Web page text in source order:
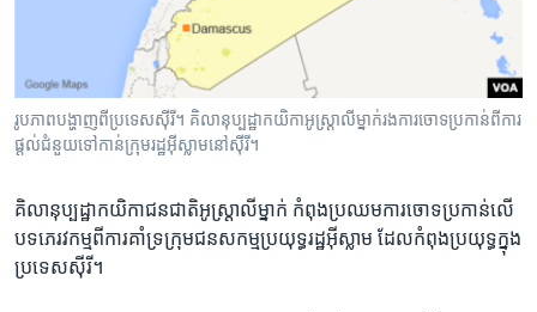
ទៅ​
កាន់​
ទំព័រ​
រក
រូបភាព​បង្ហាញ​ពី​ប្រទេស​ស៊ីរី។ គិលានុប្បដ្ឋាកយិកា​អូស្រ្តាលី​ម្នាក់​រង​ការ​ចោទ​ប្រកាន់​ពី​ការ​
ផ្តល់​ជំនួយ​ទៅ​កាន់​ក្រុម​រដ្ឋ​អ៊ីស្លាម​នៅ​ស៊ីរី។
គិលានុប្បដ្ឋាកយិកា​ជន​ជាតិ​អូស្រ្តាលី​ម្នាក់ ​កំពុង​ប្រឈម​ការ​ចោទ​ប្រកាន់​លើ​
បទ​ភេរវកម្ម​ពី​ការ​គាំទ្រក្រុម​ជន​សកម្ម​ប្រយុទ្ធ​រដ្ឋអ៊ីស្លាម ​ដែល​កំពុង​ប្រយុទ្ធ​ក្នុង​
ប្រទេស​ស៊ីរី។